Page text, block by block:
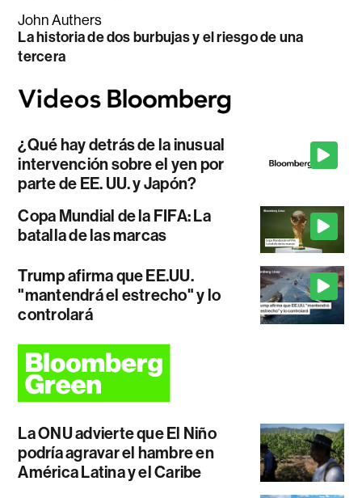
John Authers
La historia de dos burbujas y el riesgo de una
tercera
¿Qué hay detrás de la inusual
intervención sobre el yen por
parte de EE. UU. y Japón?
Copa Mundial de la FIFA: La
batalla de las marcas
Trump afirma que EE.UU.
"mantendrá el estrecho" y lo
controlará
La ONU advierte que El Niño
podría agravar el hambre en
América Latina y el Caribe